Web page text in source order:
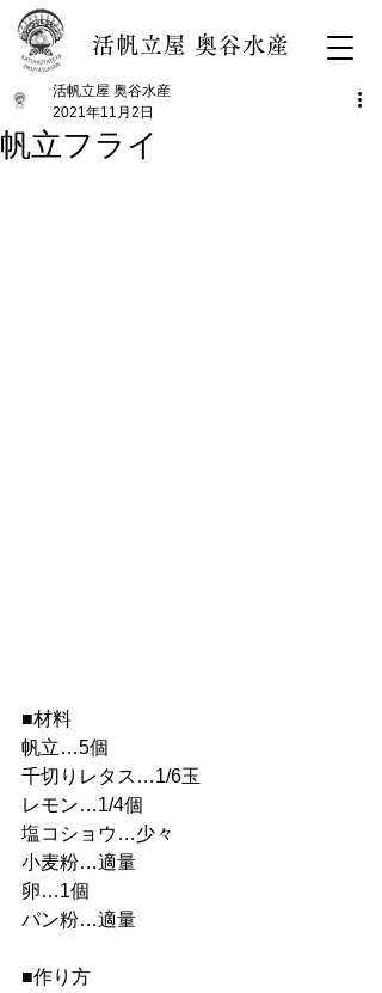
活帆立屋 奥谷水産
帆立フライ
活帆⽴屋 奥⾕⽔産
2021年11月2日
■材料
帆立…5個
千切りレタス…1/6玉
レモン…1/4個
塩コショウ…少々
小麦粉…適量
卵…1個
パン粉…適量
■作り方